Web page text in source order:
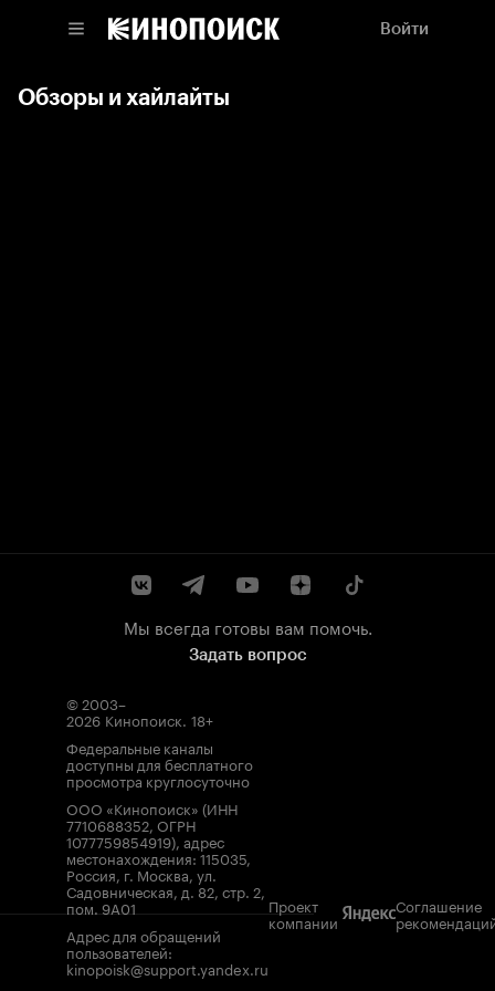
Войти
Обзоры и хайлайты
Мы всегда готовы вам помочь.
Задать вопрос
© 2003–
2026 Кинопоиск. 18+
Федеральные каналы
доступны для бесплатного
просмотра круглосуточно
ООО «Кинопоиск» (ИНН
7710688352, ОГРН
1077759854919), адрес
местонахождения: 115035,
Россия, г. Москва, ул.
Садовническая, д. 82, стр. 2,
пом. 9А01
Адрес для обращений
пользователей:
kinopoisk@support.yandex.ru
Проект
компании
Соглашение